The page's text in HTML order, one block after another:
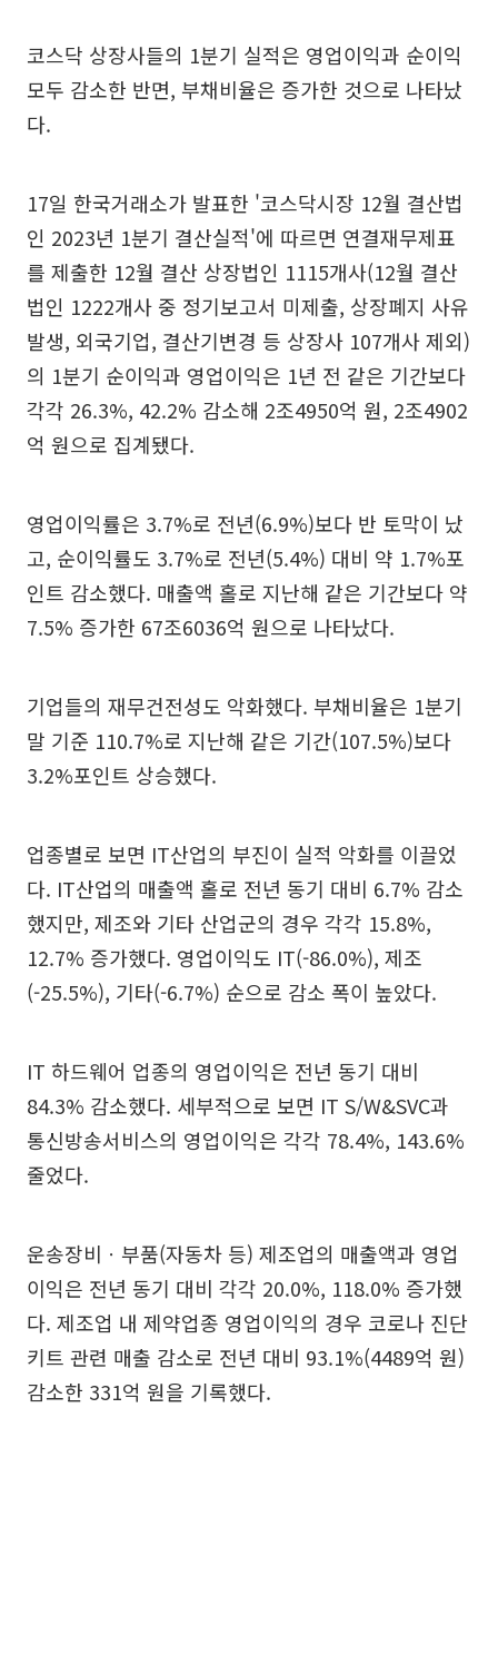
코스닥 상장사들의 1분기 실적은 영업이익과 순이익
모두 감소한 반면, 부채비율은 증가한 것으로 나타났
다.
17일 한국거래소가 발표한 '코스닥시장 12월 결산법
인 2023년 1분기 결산실적'에 따르면 연결재무제표
를 제출한 12월 결산 상장법인 1115개사(12월 결산
법인 1222개사 중 정기보고서 미제출, 상장폐지 사유
발생, 외국기업, 결산기변경 등 상장사 107개사 제외)
의 1분기 순이익과 영업이익은 1년 전 같은 기간보다
각각 26.3%, 42.2% 감소해 2조4950억 원, 2조4902
억 원으로 집계됐다.
영업이익률은 3.7%로 전년(6.9%)보다 반 토막이 났
고, 순이익률도 3.7%로 전년(5.4%) 대비 약 1.7%포
인트 감소했다. 매출액 홀로 지난해 같은 기간보다 약
7.5% 증가한 67조6036억 원으로 나타났다.
기업들의 재무건전성도 악화했다. 부채비율은 1분기
말 기준 110.7%로 지난해 같은 기간(107.5%)보다
3.2%포인트 상승했다.
업종별로 보면 IT산업의 부진이 실적 악화를 이끌었
다. IT산업의 매출액 홀로 전년 동기 대비 6.7% 감소
했지만, 제조와 기타 산업군의 경우 각각 15.8%,
12.7% 증가했다. 영업이익도 IT(-86.0%), 제조
(-25.5%), 기타(-6.7%) 순으로 감소 폭이 높았다.
IT 하드웨어 업종의 영업이익은 전년 동기 대비
84.3% 감소했다. 세부적으로 보면 IT S/W&SVC과
통신방송서비스의 영업이익은 각각 78.4%, 143.6%
줄었다.
운송장비ㆍ부품(자동차 등) 제조업의 매출액과 영업
이익은 전년 동기 대비 각각 20.0%, 118.0% 증가했
다. 제조업 내 제약업종 영업이익의 경우 코로나 진단
키트 관련 매출 감소로 전년 대비 93.1%(4489억 원)
감소한 331억 원을 기록했다.